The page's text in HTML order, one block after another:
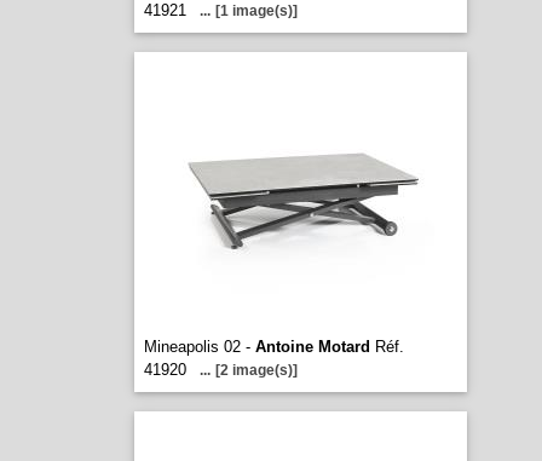
41921
... [1 image(s)]
Mineapolis 02 - Antoine Motard Réf.
41920
... [2 image(s)]